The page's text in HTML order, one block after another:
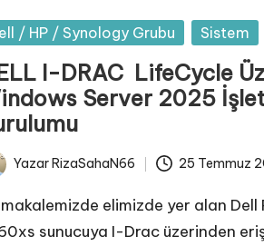
/ HP / Synology Grubu Sistem
I-DRAC LifeCycle
Server 2025
Yazar RizaSahaN66 25 Temmuz
makalemizde elimizde yer alan
sunucuya I-Drac üzerinden